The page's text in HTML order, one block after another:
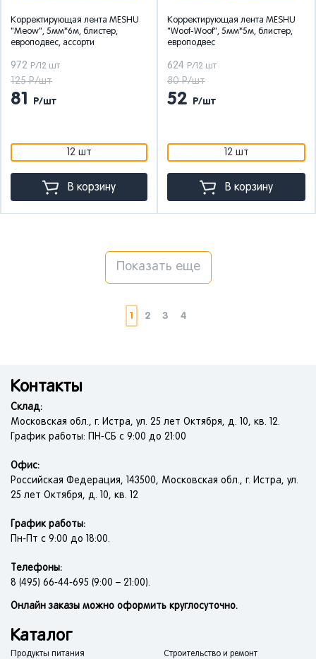
Корректирующая лента MESHU
"Meow", 5мм*6м, блистер,
европодвес, ассорти
972 Р/12 шт
125 Р/шт
81 Р/шт
12 шт
В корзину
Корректирующая лента MESHU
"Woof-Woof", 5мм*5м, блистер,
европодвес
624 Р/12 шт
80 Р/шт
52 Р/шт
12 шт
В корзину
Показать еще
1 2 3 4
Контакты
Склад:
Московская обл., г. Истра, ул. 25 лет Октября, д. 10, кв. 12.
График работы: ПН-СБ с 9:00 до 21:00
Офис:
Российская Федерация, 143500, Московская обл., г. Истра, ул.
25 лет Октября, д. 10, кв. 12
График работы:
Пн-Пт с 9:00 до 18:00.
Телефоны:
8 (495) 66-44-695 (9:00 – 21:00).
Онлайн заказы можно оформить круглосуточно.
Каталог
Продукты питания Строительство и ремонт